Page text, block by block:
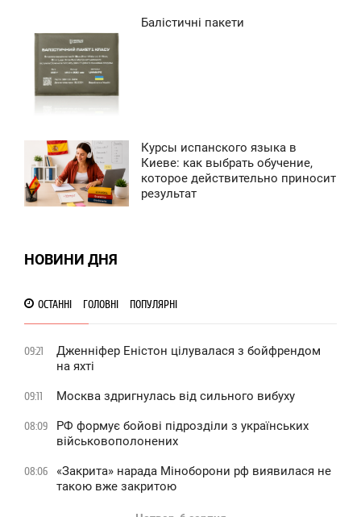
Балістичні пакети
Курсы испанского языка в
Киеве: как выбрать обучение,
которое действительно приносит
результат
НОВИНИ ДНЯ
ОСТАННІ ГОЛОВНІ ПОПУЛЯРНІ
09:21
Дженніфер Еністон цілувалася з бойфрендом
на яхті
09:11 Москва здригнулась від сильного вибуху
08:09
РФ формує бойові підрозділи з українських
військовополонених
08:06
«Закрита» нарада Міноборони рф виявилася не
такою вже закритою